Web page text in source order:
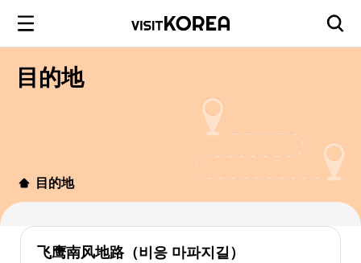
目的地
目的地
飞鹰南风地路（비응 마파지길）